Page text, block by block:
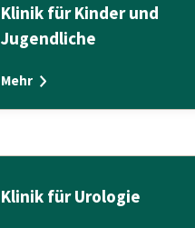
Klinik für Kinder und
Jugendliche
Mehr
Klinik für Urologie